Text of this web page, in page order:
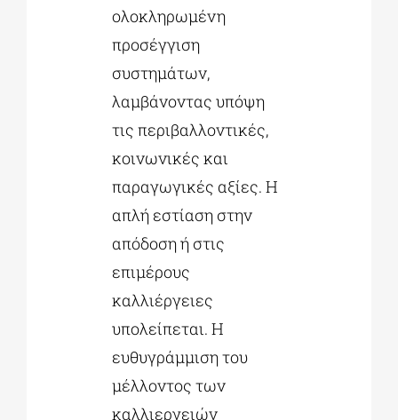
ολοκληρωμένη
προσέγγιση
συστημάτων,
λαμβάνοντας υπόψη
τις περιβαλλοντικές,
κοινωνικές και
παραγωγικές αξίες. Η
απλή εστίαση στην
απόδοση ή στις
επιμέρους
καλλιέργειες
υπολείπεται. Η
ευθυγράμμιση του
μέλλοντος των
καλλιεργειών